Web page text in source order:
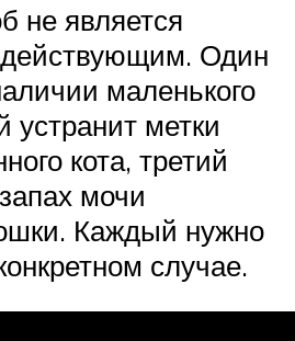
не является
действующим. Один
маленького
устранит метки
кота, третий
мочи
Каждый нужно
случае.